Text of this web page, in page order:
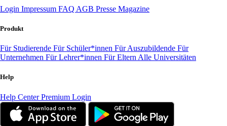
Login Impressum FAQ AGB Presse Magazine
Produkt
Für Studierende Für Schüler*innen Für Auszubildende Für
Unternehmen Für Lehrer*innen Für Eltern Alle Universitäten
Help
Help CenterPremium Login